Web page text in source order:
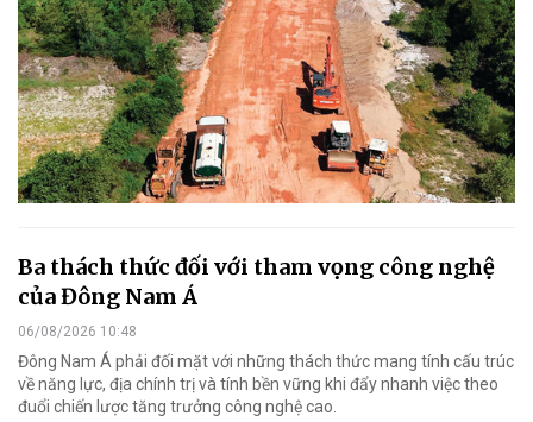
Ba thách thức đối với tham vọng công nghệ
của Đông Nam Á
06/08/2026 10:48
Đông Nam Á phải đối mặt với những thách thức mang tính cấu trúc
về năng lực, địa chính trị và tính bền vững khi đẩy nhanh việc theo
đuổi chiến lược tăng trưởng công nghệ cao.